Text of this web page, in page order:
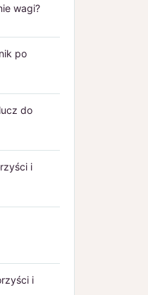
wagi?
po
do
i
i